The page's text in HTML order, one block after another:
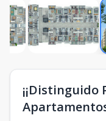
¡¡Distinguido